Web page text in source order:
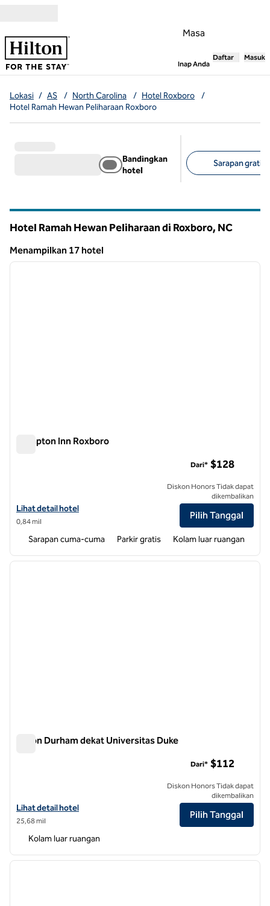
Masa
Inap Anda,Membuka
Daftar Masuk
Lokasi / AS / North Carolina / Hotel Roxboro
/
Hotel Ramah Hewan Peliharaan Roxboro
Bandingkan
hotel
Sarapan gratis
Hotel Ramah Hewan Peliharaan di Roxboro, NC
Menampilkan 17 hotel
Menampilkan 17 hotel
1 dari 12
Hampton Inn Roxboro
Lihat detail hotel untuk Hampton Inn Roxboro
Lihat detail hotel
0,84 mil
Dari* $128
Diskon Honors Tidak dapat
dikembalikan
Pilih Tanggal
Sarapan cuma-cuma Parkir gratis Kolam luar ruangan
1 dari 12
Hilton Durham dekat Universitas Duke
Lihat detail hotel untuk Hilton Durham dekat Duke University
Lihat detail hotel
25,68 mil
Dari* $112
Diskon Honors Tidak dapat
dikembalikan
Pilih Tanggal
Kolam luar ruangan
1 dari 12